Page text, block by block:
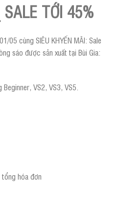
TỚI 45%
05 cùng SIÊU KHYẾN MÃI: Sale
sáo được sản xuất tại Bùi Gia:
VS2, VS3, VS5.
hóa đơn